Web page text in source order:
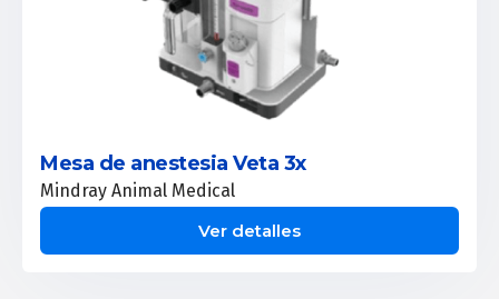
Mesa de anestesia Veta 3x
Mindray Animal Medical
Ver detalles